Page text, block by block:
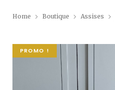
Home Boutique Assises
PROMO !